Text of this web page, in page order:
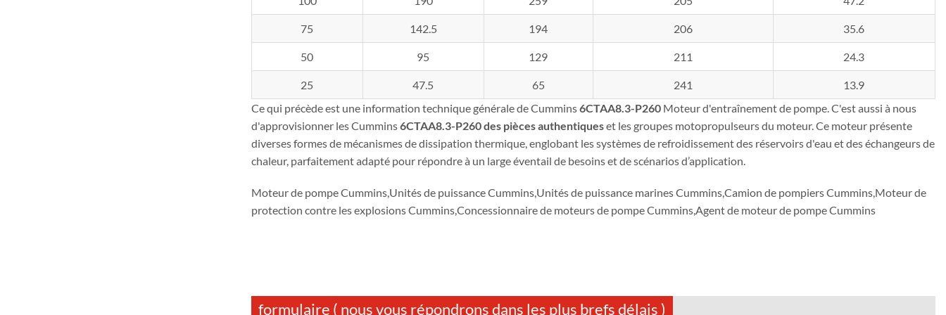
75 142.5 194 206 35.6
50 95 129 211 24.3
25 47.5 65 241
13.9
Ce qui précède est une information technique générale de Cummins6CTAA8.3-P260 Moteur d'entraînement de pompe. C'est aussi à nous
d'approvisionner les Cummins6CTAA8.3-P260des pièces authentiqueset les groupes motopropulseurs du moteur. Ce moteur présente
diverses formes de mécanismes de dissipation thermique, englobant les systèmes de refroidissement des réservoirs d'eau et des échangeurs de
chaleur, parfaitement adapté pour répondre à un large éventail de besoins et de scénarios d’application.
Moteur de pompe Cummins,Unités de puissance Cummins,Unités de puissance marines Cummins,Camion de pompiers Cummins,Moteur de
protection contre les explosions Cummins,Concessionnaire de moteurs de pompe Cummins,Agent de moteur de pompe Cummins
formulaire ( nous vous répondrons dans les plus brefs délais )